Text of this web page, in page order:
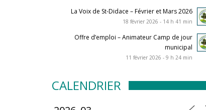
La Voix de St-Didace – Février et Mars 2026
18 février 2026 - 14 h 41 min
Offre d’emploi – Animateur Camp de jour
municipal
11 février 2026 - 9 h 24 min
CALENDRIER